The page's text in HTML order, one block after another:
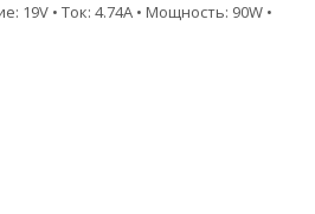
19V • Ток: 4.74A • Мощность: 90W •